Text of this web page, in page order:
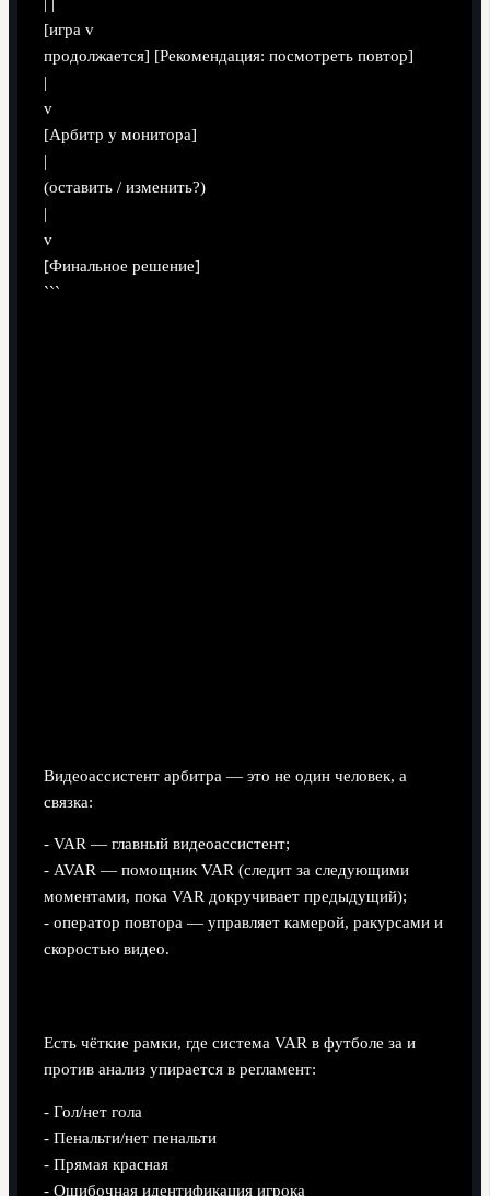
[игра v
продолжается] [Рекомендация: посмотреть повтор]
|
v
[Арбитр у монитора]
|
(оставить / изменить?)
|
v
[Финальное решение]
```
Видеоассистент арбитра — это не один человек, а
связка:
- VAR — главный видеоассистент;
- AVAR — помощник VAR (следит за следующими
моментами, пока VAR докручивает предыдущий);
- оператор повтора — управляет камерой, ракурсами и
скоростью видео.
Есть чёткие рамки, где система VAR в футболе за и
против анализ упирается в регламент:
- Гол/нет гола
- Пенальти/нет пенальти
- Прямая красная
- Ошибочная идентификация игрока